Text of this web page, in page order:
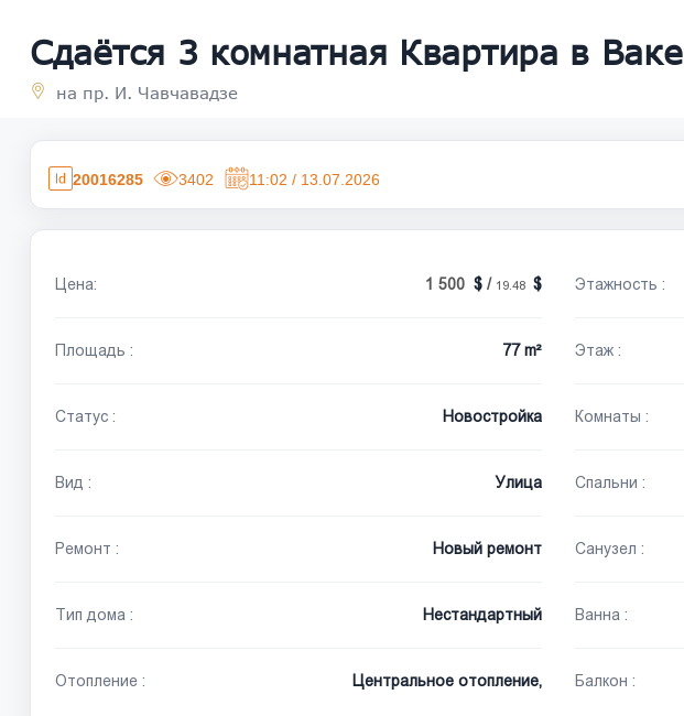
Сдаётся 3 комнатная Квартира в Ваке
на пр. И. Чавчавадзе
20016285 3402 11:02 / 13.07.2026
Цена: 1 500 / 19.48
Площадь : 77 m²
Статус : Новостройка
Вид : Улица
Ремонт : Новый ремонт
Тип дома : Нестандартный
Отопление : Центральное отопление,
Этажность :
Этаж :
Комнаты :
Спальни :
Санузел :
Ванна :
Балкон :